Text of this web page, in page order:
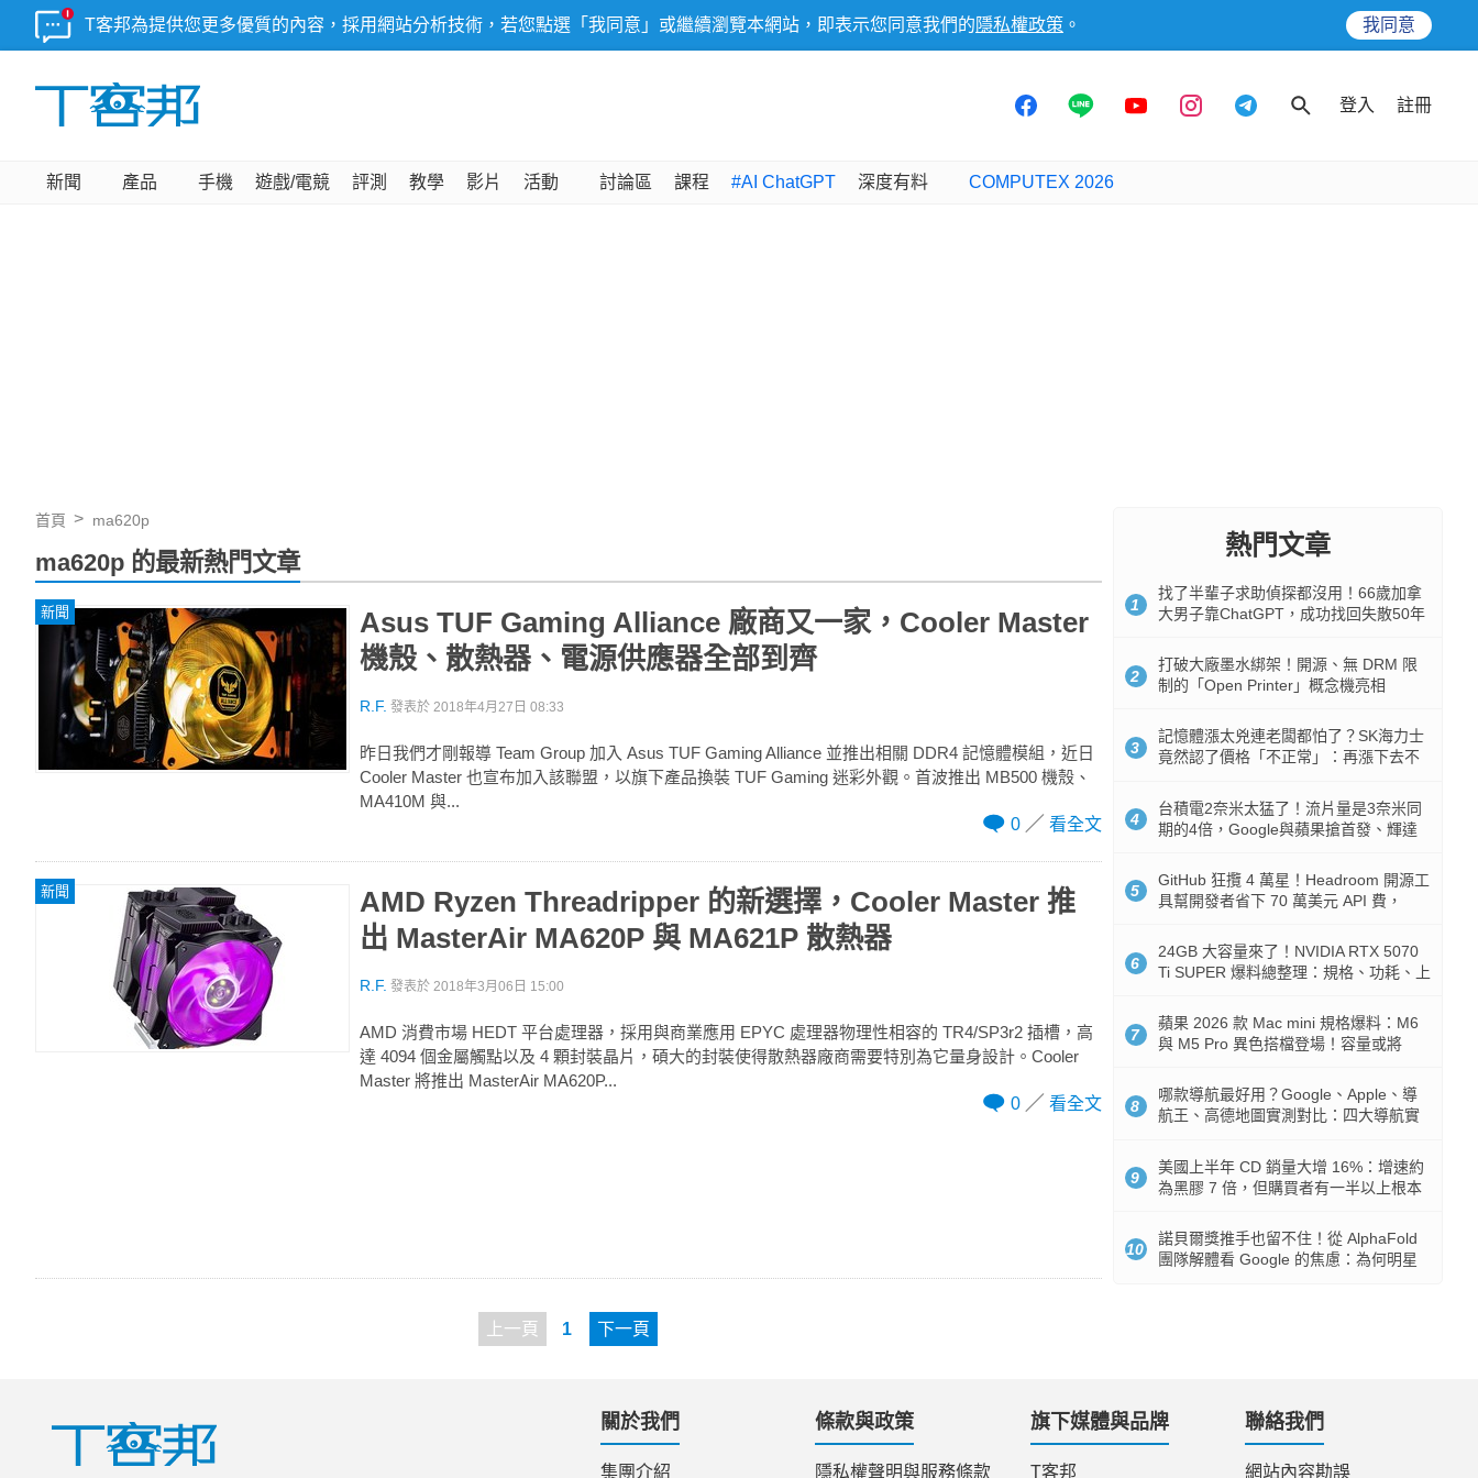
T客邦為提供您更多優質的內容，採用網站分析技術，若您點選「我同意」或繼續瀏覽本網站，即表示您同意我們的 隱私權政策 。 我同意
登入 註冊
新聞 產品 手機 遊戲/電競 評測 教學 影片 活動 討論區 課程 #AI ChatGPT 深度有料 COMPUTEX 2026
首頁 ma620p
ma620p 的最新熱門文章
新聞
Asus TUF Gaming Alliance 廠商又一家，Cooler Master
機殼、散熱器、電源供應器全部到齊
R.F. 發表於 2018年4月27日 08:33
昨日我們才剛報導 Team Group 加入 Asus TUF Gaming Alliance 並推出相關 DDR4 記憶體模組，近日
Cooler Master 也宣布加入該聯盟，以旗下產品換裝 TUF Gaming 迷彩外觀。首波推出 MB500 機殼、
MA410M 與...
0
看全文
新聞
AMD Ryzen Threadripper 的新選擇，Cooler Master 推
出 MasterAir MA620P 與 MA621P 散熱器
R.F. 發表於 2018年3月06日 15:00
AMD 消費市場 HEDT 平台處理器，採用與商業應用 EPYC 處理器物理性相容的 TR4/SP3r2 插槽，高
達 4094 個金屬觸點以及 4 顆封裝晶片，碩大的封裝使得散熱器廠商需要特別為它量身設計。Cooler
Master 將推出 MasterAir MA620P...
0
看全文
上一頁 1 下一頁
熱門文章
1
找了半輩子求助偵探都沒用！66歲加拿
大男子靠ChatGPT，成功找回失散50年
2
打破大廠墨水綁架！開源、無 DRM 限
制的「Open Printer」概念機亮相
3
記憶體漲太兇連老闆都怕了？SK海力士
竟然認了價格「不正常」：再漲下去不
4
台積電2奈米太猛了！流片量是3奈米同
期的4倍，Google與蘋果搶首發、輝達
5
GitHub 狂攬 4 萬星！Headroom 開源工
具幫開發者省下 70 萬美元 API 費，
6
24GB 大容量來了！NVIDIA RTX 5070
Ti SUPER 爆料總整理：規格、功耗、上
7
蘋果 2026 款 Mac mini 規格爆料：M6
與 M5 Pro 異色搭檔登場！容量或將
8
哪款導航最好用？Google、Apple、導
航王、高德地圖實測對比：四大導航實
9
美國上半年 CD 銷量大增 16%：增速約
為黑膠 7 倍，但購買者有一半以上根本
10
諾貝爾獎推手也留不住！從 AlphaFold
團隊解體看 Google 的焦慮：為何明星
關於我們
集團介紹
條款與政策
隱私權聲明與服務條款
旗下媒體與品牌
T客邦
聯絡我們
網站內容勘誤